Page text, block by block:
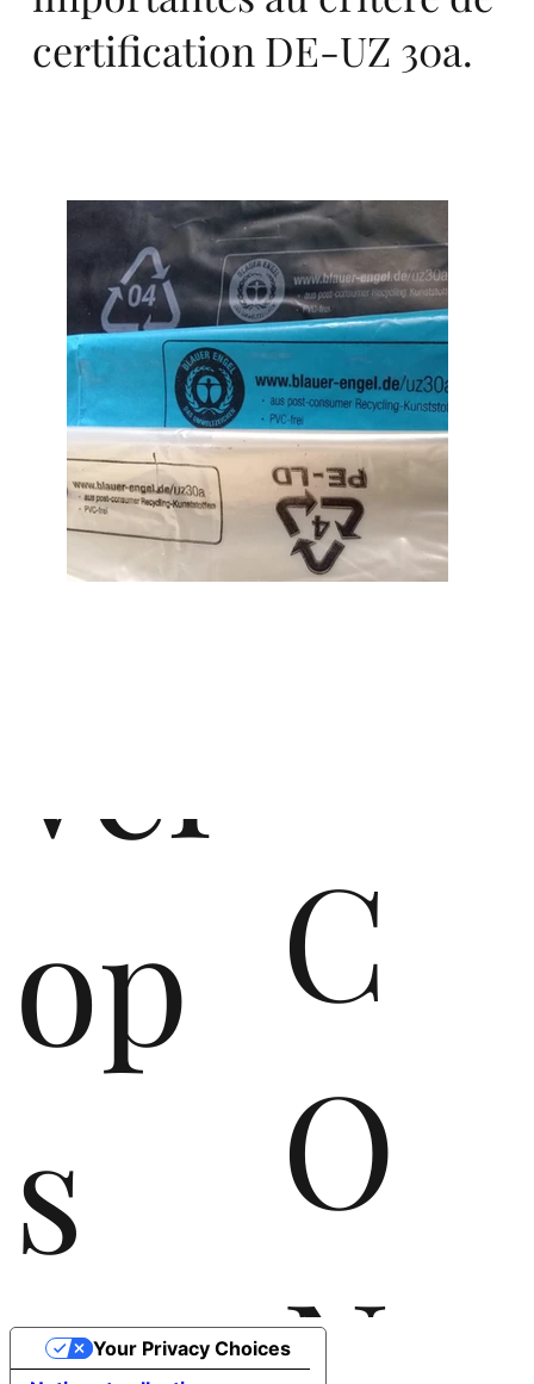
certification DE-UZ 30a.
C
O
an
d
de
vel
op
s
Your Privacy Choices